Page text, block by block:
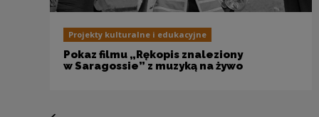
Projekty kulturalne i edukacyjne
Pokaz filmu „Rękopis znaleziony
w Saragossie” z muzyką na żywo